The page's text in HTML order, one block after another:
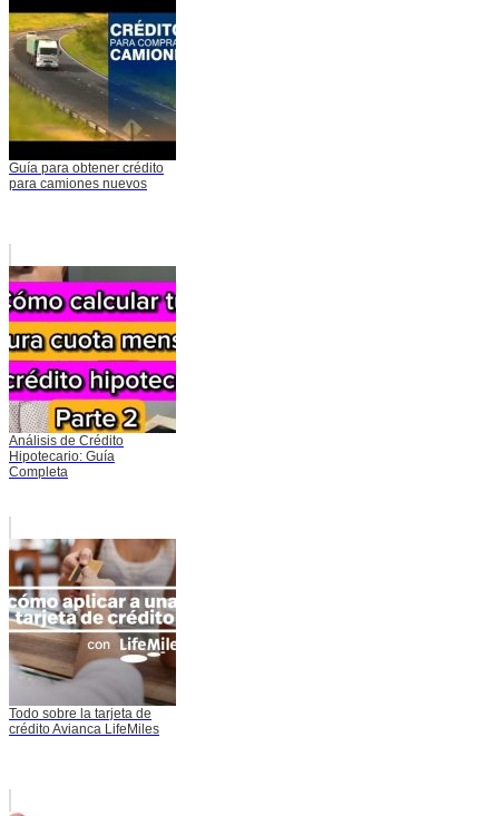
Guía para obtener crédito
para camiones nuevos
Análisis de Crédito
Hipotecario: Guía
Completa
Todo sobre la tarjeta de
crédito Avianca LifeMiles